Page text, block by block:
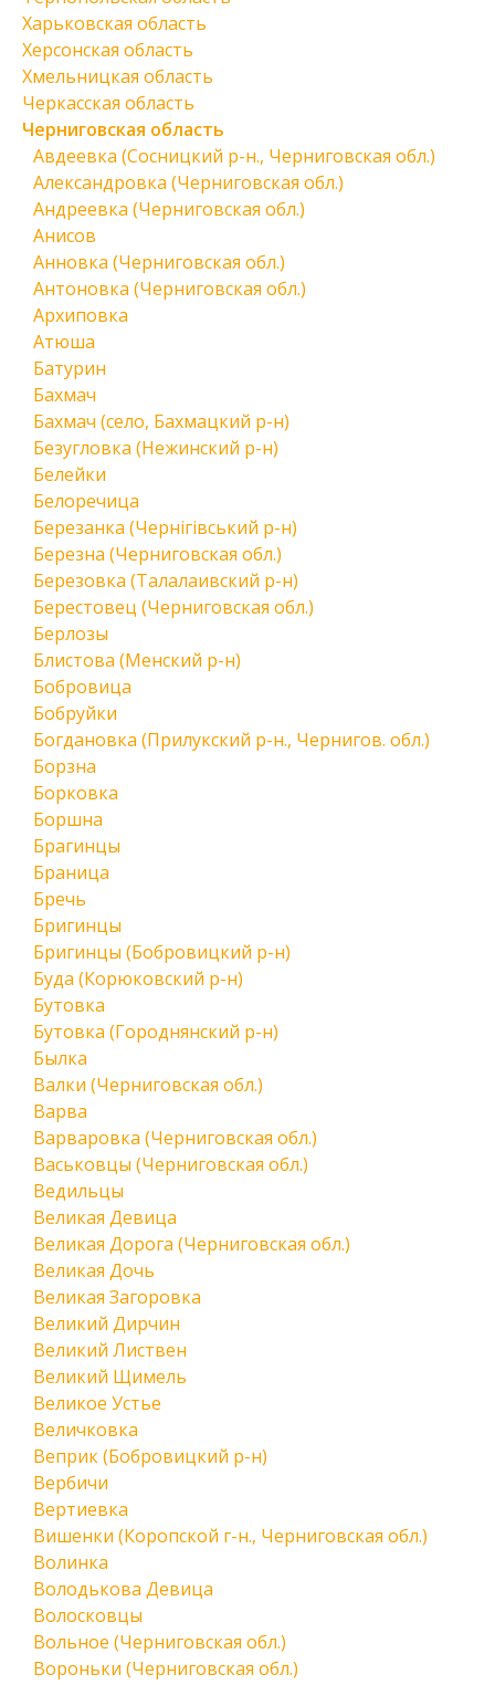
Харьковская область
Херсонская область
Хмельницкая область
Черкасская область
Черниговская область
Авдеевка (Сосницкий р-н., Черниговская обл.)
Александровка (Черниговская обл.)
Андреевка (Черниговская обл.)
Анисов
Анновка (Черниговская обл.)
Антоновка (Черниговская обл.)
Архиповка
Атюша
Батурин
Бахмач
Бахмач (село, Бахмацкий р-н)
Безугловка (Нежинский р-н)
Белейки
Белоречица
Березанка (Чернігівський р-н)
Березна (Черниговская обл.)
Березовка (Талалаивский р-н)
Берестовец (Черниговская обл.)
Берлозы
Блистова (Менский р-н)
Бобровица
Бобруйки
Богдановка (Прилукский р-н., Чернигов. обл.)
Борзна
Борковка
Боршна
Брагинцы
Браница
Бречь
Бригинцы
Бригинцы (Бобровицкий р-н)
Буда (Корюковский р-н)
Бутовка
Бутовка (Городнянский р-н)
Былка
Валки (Черниговская обл.)
Варва
Варваровка (Черниговская обл.)
Васьковцы (Черниговская обл.)
Ведильцы
Великая Девица
Великая Дорога (Черниговская обл.)
Великая Дочь
Великая Загоровка
Великий Дирчин
Великий Листвен
Великий Щимель
Великое Устье
Величковка
Веприк (Бобровицкий р-н)
Вербичи
Вертиевка
Вишенки (Коропской г-н., Черниговская обл.)
Волинка
Володькова Девица
Волосковцы
Вольное (Черниговская обл.)
Вороньки (Черниговская обл.)